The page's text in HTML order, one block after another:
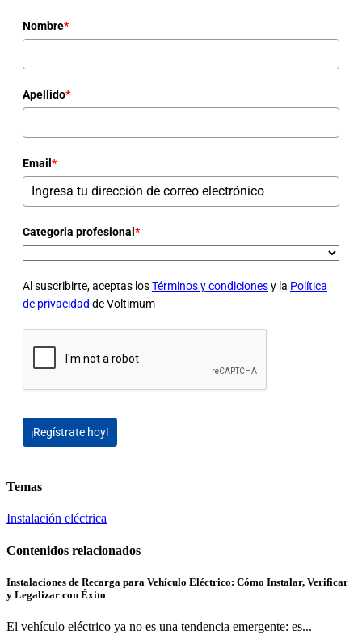
Nombre*
Apellido*
Email *
Categoria profesional *
Al suscribirte, aceptas losTérminos y condicionesy la Política
de privacidad de Voltimum
¡Regístrate hoy!
Temas
Instalación eléctrica
Contenidos relacionados
Instalaciones de Recarga para Vehículo Eléctrico: Cómo Instalar, Verificar
y Legalizar con Éxito
El vehículo eléctrico ya no es una tendencia emergente: es...